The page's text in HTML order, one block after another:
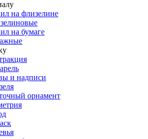
на флизелине
на бумаге
и надписи
орнамент